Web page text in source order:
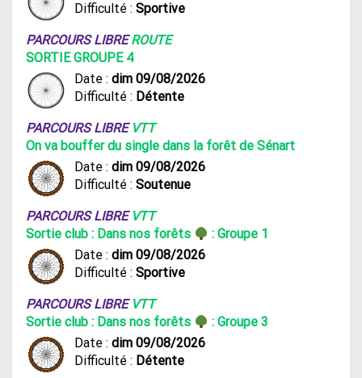
Difficulté : Sportive
PARCOURS LIBREROUTE
SORTIE GROUPE 4
Date : dim 09/08/2026
Difficulté : Détente
PARCOURS LIBRE VTT
On va bouffer du single dans la forêt de Sénart
Date : dim 09/08/2026
Difficulté : Soutenue
PARCOURS LIBRE VTT
Sortie club : Dans nos forêts
: Groupe 1
Date : dim 09/08/2026
Difficulté : Sportive
PARCOURS LIBRE VTT
Sortie club : Dans nos forêts
: Groupe 3
Date : dim 09/08/2026
Difficulté : Détente